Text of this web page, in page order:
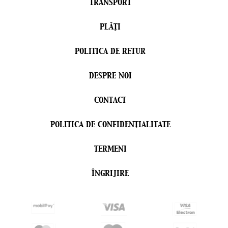
TRANSPORT
PLĂŢI
POLITICA DE RETUR
DESPRE NOI
CONTACT
POLITICA DE CONFIDENŢIALITATE
TERMENI
ÎNGRIJIRE